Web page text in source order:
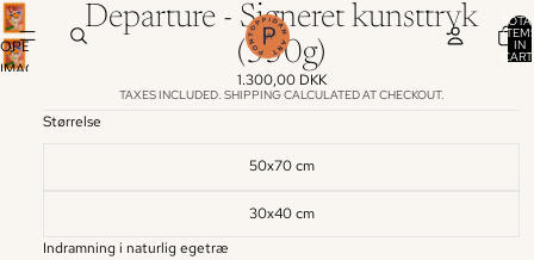
IN
OPEN
IMAGE
Departure - Signeret kunsttryk
(350g)
1.300,00 DKK
TAXES INCLUDED. SHIPPING CALCULATED AT CHECKOUT.
Størrelse
50x70 cm
30x40 cm
Indramning i naturlig egetræ